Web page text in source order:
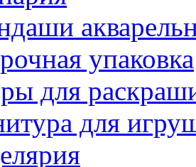
упаковка
для
для